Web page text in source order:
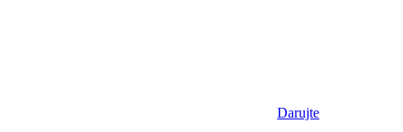
Darujte